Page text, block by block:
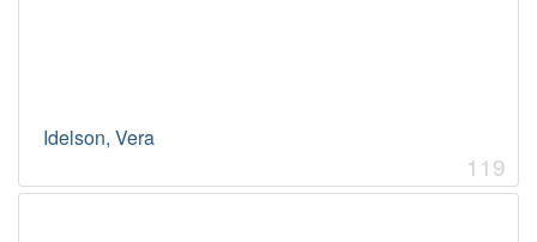
Idelson, Vera
119